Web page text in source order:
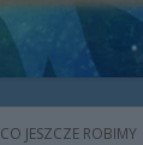
CO JESZCZE ROBIMY